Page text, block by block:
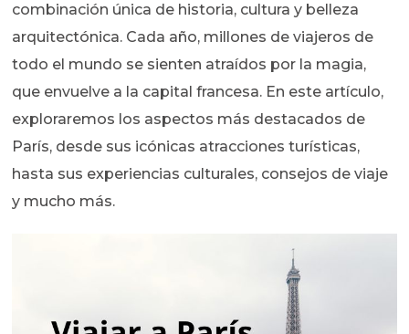
combinación única de historia, cultura y belleza
arquitectónica. Cada año, millones de viajeros de
todo el mundo se sienten atraídos por la magia,
que envuelve a la capital francesa. En este artículo,
exploraremos los aspectos más destacados de
París, desde sus icónicas atracciones turísticas,
hasta sus experiencias culturales, consejos de viaje
y mucho más.